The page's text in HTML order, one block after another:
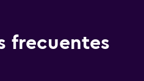
frecuentes